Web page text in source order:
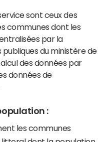
sont ceux des
communes dont les
par la
du ministère de
des données par
données de
:
les communes